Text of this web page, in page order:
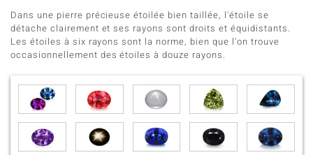
Dans une pierre précieuse étoilée bien taillée, l'étoile se
détache clairement et ses rayons sont droits et équidistants.
Les étoiles à six rayons sont la norme, bien que l'on trouve
occasionnellement des étoiles à douze rayons.